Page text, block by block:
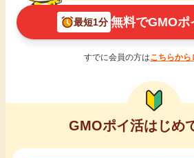
お友達紹介
学び
進学・教育
月額有料サービス
最短1分 無料でGMOポ
すでに会員の方はこちらから
GMOポイ活はじめ